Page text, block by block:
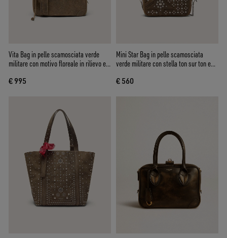
Vita Bag in pelle scamosciata verde
militare con motivo floreale in rilievo e
€ 995
Mini Star Bag in pelle scamosciata
verde militare con stella ton sur ton e
€ 560